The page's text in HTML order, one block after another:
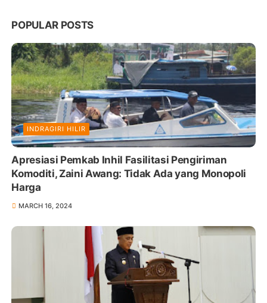
POPULAR POSTS
INDRAGIRI HILIR
Apresiasi Pemkab Inhil Fasilitasi Pengiriman
Komoditi, Zaini Awang: Tidak Ada yang Monopoli
Harga
MARCH 16, 2024